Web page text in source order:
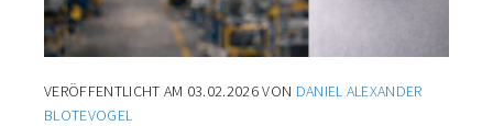
VERÖFFENTLICHT AM 03.02.2026VON DANIEL ALEXANDER
BLOTEVOGEL